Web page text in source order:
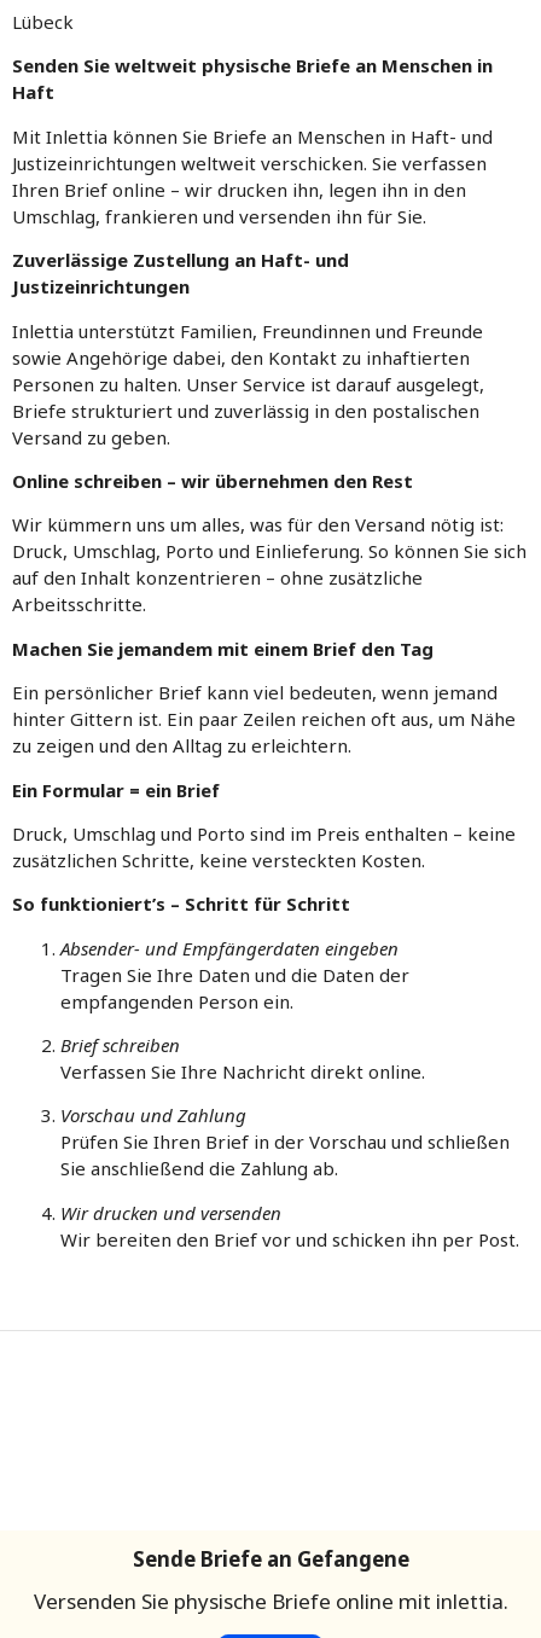
Lübeck
Senden Sie weltweit physische Briefe an Menschen in
Haft
Mit Inlettia können Sie Briefe an Menschen in Haft- und
Justizeinrichtungen weltweit verschicken. Sie verfassen
Ihren Brief online – wir drucken ihn, legen ihn in den
Umschlag, frankieren und versenden ihn für Sie.
Zuverlässige Zustellung an Haft- und
Justizeinrichtungen
Inlettia unterstützt Familien, Freundinnen und Freunde
sowie Angehörige dabei, den Kontakt zu inhaftierten
Personen zu halten. Unser Service ist darauf ausgelegt,
Briefe strukturiert und zuverlässig in den postalischen
Versand zu geben.
Online schreiben – wir übernehmen den Rest
Wir kümmern uns um alles, was für den Versand nötig ist:
Druck, Umschlag, Porto und Einlieferung. So können Sie sich
auf den Inhalt konzentrieren – ohne zusätzliche
Arbeitsschritte.
Machen Sie jemandem mit einem Brief den Tag
Ein persönlicher Brief kann viel bedeuten, wenn jemand
hinter Gittern ist. Ein paar Zeilen reichen oft aus, um Nähe
zu zeigen und den Alltag zu erleichtern.
Ein Formular = ein Brief
Druck, Umschlag und Porto sind im Preis enthalten – keine
zusätzlichen Schritte, keine versteckten Kosten.
So funktioniert’s – Schritt für Schritt
Absender- und Empfängerdaten eingeben
Tragen Sie Ihre Daten und die Daten der
empfangenden Person ein.
Brief schreiben
Verfassen Sie Ihre Nachricht direkt online.
Vorschau und Zahlung
Prüfen Sie Ihren Brief in der Vorschau und schließen
Sie anschließend die Zahlung ab.
Wir drucken und versenden
Wir bereiten den Brief vor und schicken ihn per Post.
Sende Briefe an Gefangene
Versenden Sie physische Briefe online mit inlettia.